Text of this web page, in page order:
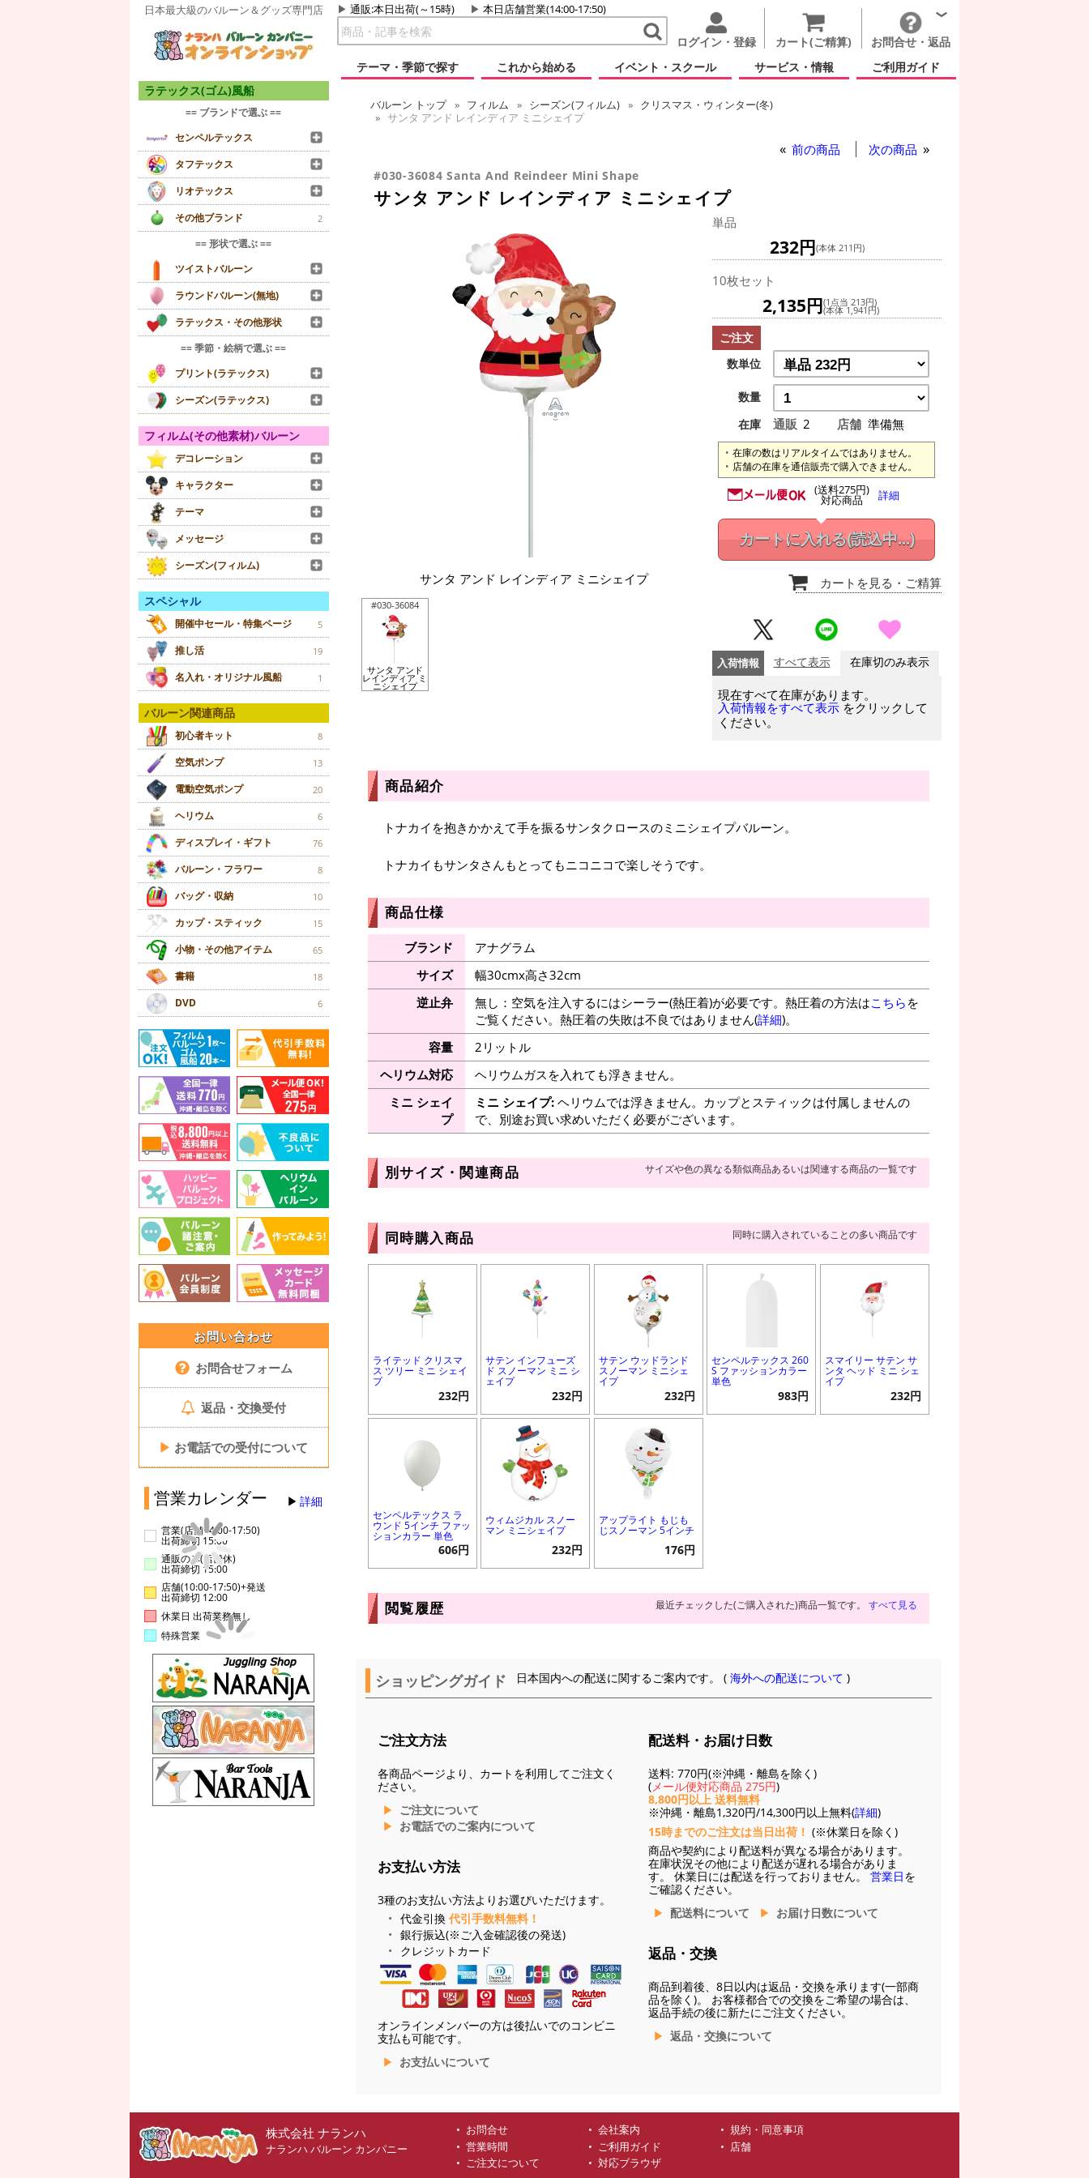
日本最大級のバルーン＆グッズ専門店 通販:本日出荷(～15時) 本日店舗営業(14:00-17:50)
ログイン・登録 カート(ご精算)
お問合せ・返品
テーマ・季節で探す
これから始める イベント・スクール サービス・情報 ご利用ガイド
ラテックス(ゴム)風船
== ブランドで選ぶ ==
センペルテックス
タフテックス
リオテックス
その他ブランド
2
== 形状で選ぶ ==
ツイストバルーン
ラウンドバルーン(無地)
ラテックス・その他形状
== 季節・絵柄で選ぶ ==
プリント(ラテックス)
シーズン(ラテックス)
フィルム(その他素材)バルーン
デコレーション
キャラクター
テーマ
メッセージ
シーズン(フィルム)
スペシャル
開催中セール・特集ページ 5
推し活 19
名入れ・オリジナル風船 1
バルーン関連商品
初心者キット 8
空気ポンプ 13
電動空気ポンプ 20
ヘリウム 6
ディスプレイ・ギフト 76
バルーン・フラワー 8
バッグ・収納 10
カップ・スティック 15
小物・その他アイテム 65
書籍 18
DVD 6
お問い合わせ
お問合せフォーム
返品・交換受付
▶ お電話での受付について
営業カレンダー 詳細
営業(店舗14:00-17:50)
出荷締切 15:00
通販のみ(店舗休)
出荷締切 15:00
店舗(10:00-17:50)+発送
出荷締切 12:00
休業日 出荷業務無し
特殊営業
バルーン トップ フィルム シーズン(フィルム)
クリスマス・ウィンター(冬)
サンタ アンド レインディア ミニシェイプ
前の商品 次の商品
#030-36084 Santa And Reindeer Mini Shape
サンタ アンド レインディア ミニシェイプ
サンタ アンド レインディア ミニシェイプ
#030-36084
サンタ アンド
レインディア ミ
ニシェイプ
単品
232円(本体 211円)
10枚セット
2,135円(1点当 213円)
(本体 1,941円)
ご注文
数単位
数量
在庫
通販 2 店舗 準備無
在庫の数はリアルタイムではありません。
店舗の在庫を通信販売で購入できません。
(送料275円)
対応商品 詳細
カートに入れる(読込中...)
カートを見る ・ご精算
入荷情報 すべて表示 在庫切のみ表示
現在すべて在庫があります。
入荷情報をすべて表示 をクリックして
ください。
商品紹介
トナカイを抱きかかえて手を振るサンタクロースのミニシェイプバルーン。
トナカイもサンタさんもとってもニコニコで楽しそうです。
商品仕様
ブランド
アナグラム
サイズ
幅30cmx高さ32cm
逆止弁
無し：空気を注入するにはシーラー(熱圧着)が必要です。熱圧着の方法はこちら を
ご覧ください。熱圧着の失敗は不良ではありません(詳細)。
容量
2リットル
ヘリウム対応
ヘリウムガスを入れても浮きません。
ミニ シェイ
プ
ミニ シェイプ:ヘリウムでは浮きません。カップとスティックは付属しませんの
で、別途お買い求めいただく必要がございます。
別サイズ・関連商品 サイズや色の異なる類似商品あるいは関連する商品の一覧です
同時購入商品 同時に購入されていることの多い商品です
ライテッド クリスマ
ス ツリー ミニ シェイ
プ
232円
サテン インフューズ
ド スノーマン ミニ シ
ェイプ
232円
サテン ウッドランド
スノーマン ミニシェ
イプ
232円
センペルテックス 260
S ファッションカラー
単色
983円
スマイリー サテン サ
ンタ ヘッド ミニ シェ
イプ
232円
センペルテックス ラ
ウンド 5インチ ファッ
ションカラー 単色
606円
ウィムジカル スノー
マン ミニシェイプ
232円
アップライト もじも
じスノーマン 5インチ
176円
閲覧履歴 最近チェックした(ご購入された)商品一覧です。 すべて見る
ショッピングガイド 日本国内への配送に関するご案内です。 (海外への配送について )
ご注文方法
各商品ページより、カートを利用してご注文く
ださい。
ご注文について
お電話でのご案内について
お支払い方法
3種のお支払い方法よりお選びいただけます。
代金引換 代引手数料無料！
銀行振込(※ご入金確認後の発送)
クレジットカード
オンラインメンバーの方は後払いでのコンビニ
支払も可能です。
お支払いについて
配送料・お届け日数
送料: 770円(※沖縄・離島を除く)
(メール便対応商品 275円)
8,800円以上 送料無料
※沖縄・離島1,320円/14,300円以上無料(詳細)
15時までのご注文は当日出荷！ (※休業日を除く)
商品や契約により配送料が異なる場合があります。
在庫状況その他により配送が遅れる場合がありま
す。 休業日には配送を行っておりません。 営業日を
ご確認ください。
配送料について
お届け日数について
返品・交換
商品到着後、8日以内は返品・交換を承ります(一部商
品を除く)。 お客様都合での交換をご希望の場合は、
返品手続の後に新たにご注文ください。
返品・交換について
株式会社 ナランハ
ナランハ バルーン カンパニー
お問合せ 会社案内
規約・同意事項
営業時間
ご利用ガイド
店舗
ご注文について
対応ブラウザ